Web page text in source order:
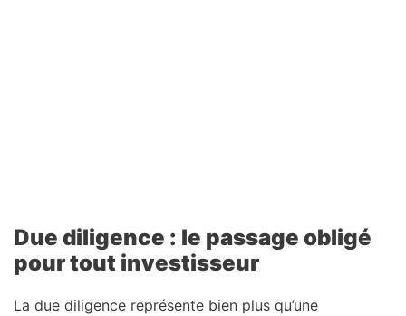
Due diligence : le passage obligé
pour tout investisseur
La due diligence représente bien plus qu’une